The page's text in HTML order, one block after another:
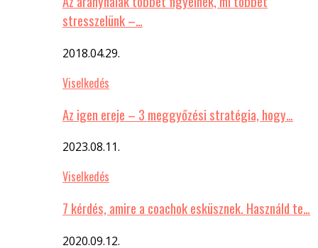
stresszelünk –…
2018.04.29.
Viselkedés
Az igen ereje – 3 meggyőzési stratégia, hogy…
2023.08.11.
Viselkedés
7 kérdés, amire a coachok esküsznek. Használd te…
2020.09.12.